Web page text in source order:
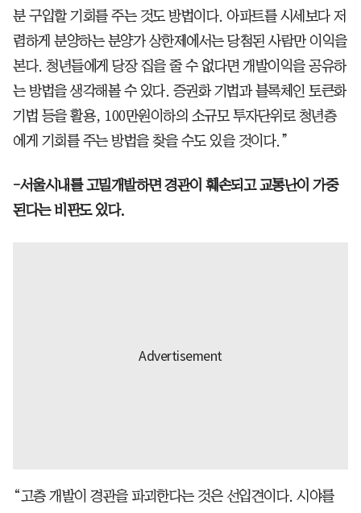
분 구입할 기회를 주는 것도 방법이다. 아파트를 시세보다 저
렴하게 분양하는 분양가 상한제에서는 당첨된 사람만 이익을
본다. 청년들에게 당장 집을 줄 수 없다면 개발이익을 공유하
는 방법을 생각해볼 수 있다. 증권화 기법과 블록체인 토큰화
기법 등을 활용, 100만원이하의 소규모 투자단위로 청년층
에게 기회를 주는 방법을 찾을 수도 있을 것이다.”
-서울시내를 고밀개발하면 경관이 훼손되고 교통난이 가중
된다는 비판도 있다.
“고층 개발이 경관을 파괴한다는 것은 선입견이다. 시야를